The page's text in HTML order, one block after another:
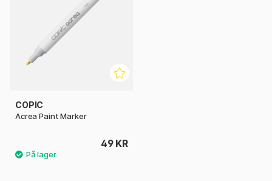
COPIC
Acrea Paint Marker
49 KR